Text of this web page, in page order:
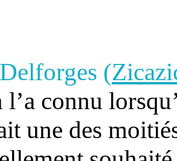
(
connu
une des